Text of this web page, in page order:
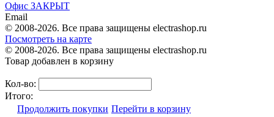
Офис ЗАКРЫТ
Email
© 2008-2026. Все права защищены electrashop.ru
Посмотреть на карте
© 2008-2026. Все права защищены electrashop.ru
Товар добавлен в корзину
Кол-во:
Итого:
Продолжить покупки Перейти в корзину